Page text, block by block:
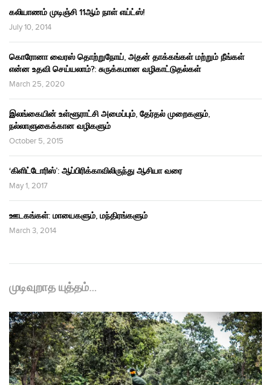
கலியாணம் முடிஞ்சி 11ஆம் நாள் எய்ட்ஸ்!
July 10, 2014
கொரோனா வைரஸ் தொற்றுநோய், அதன் தாக்கங்கள் மற்றும் நீங்கள்
என்ன உதவி செய்யலாம்?: சுருக்கமான வழிகாட்டுதல்கள்
March 25, 2020
இலங்கையின் உள்ளூராட்சி அமைப்பும், தேர்தல் முறைகளும்,
நல்லாளுகைக்கான வழிகளும்
October 5, 2015
‘கிளிட்டோரிஸ்’: ஆப்பிரிக்காவிலிருந்து ஆசியா வரை
May 1, 2017
ஊடகங்கள்: மாயைகளும், மந்திரங்களும்
March 3, 2014
முடிவுறாத யுத்தம்…